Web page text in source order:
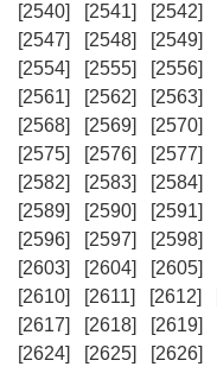
[2540]
[2541] [2542]
[2547]
[2548] [2549]
[2554]
[2555] [2556]
[2561]
[2562] [2563]
[2568]
[2569] [2570]
[2575]
[2576] [2577]
[2582]
[2583] [2584]
[2589]
[2590] [2591]
[2596]
[2597] [2598]
[2603]
[2604] [2605]
[2610]
[2611] [2612]
[2617]
[2618] [2619]
[2624]
[2625] [2626]